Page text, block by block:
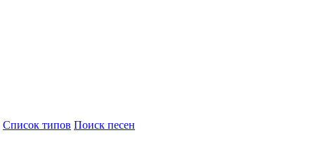
Cписок типов Поиск песен